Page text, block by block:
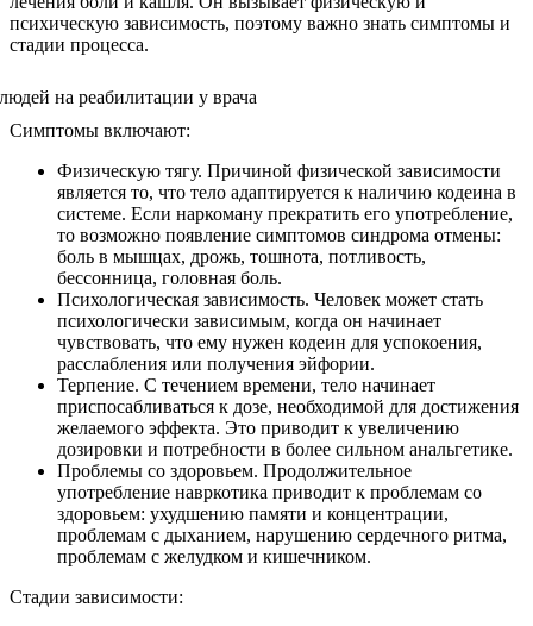
психическую зависимость, поэтому важно знать симптомы и
стадии процесса.
Симптомы включают:
Физическую тягу. Причиной физической зависимости
является то, что тело адаптируется к наличию кодеина в
системе. Если наркоману прекратить его употребление,
то возможно появление симптомов синдрома отмены:
боль в мышцах, дрожь, тошнота, потливость,
бессонница, головная боль.
Психологическая зависимость. Человек может стать
психологически зависимым, когда он начинает
чувствовать, что ему нужен кодеин для успокоения,
расслабления или получения эйфории.
Терпение. С течением времени, тело начинает
приспосабливаться к дозе, необходимой для достижения
желаемого эффекта. Это приводит к увеличению
дозировки и потребности в более сильном анальгетике.
Проблемы со здоровьем. Продолжительное
употребление навркотика приводит к проблемам со
здоровьем: ухудшению памяти и концентрации,
проблемам с дыханием, нарушению сердечного ритма,
проблемам с желудком и кишечником.
Стадии зависимости: